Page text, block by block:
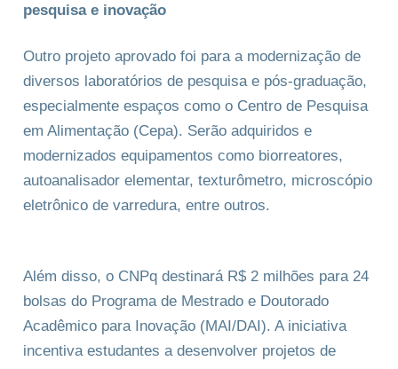
pesquisa e inovação
Outro projeto aprovado foi para a modernização de
diversos laboratórios de pesquisa e pós-graduação,
especialmente espaços como o Centro de Pesquisa
em Alimentação (Cepa). Serão adquiridos e
modernizados equipamentos como biorreatores,
autoanalisador elementar, texturômetro, microscópio
eletrônico de varredura, entre outros.
Além disso, o CNPq destinará R$ 2 milhões para 24
bolsas do Programa de Mestrado e Doutorado
Acadêmico para Inovação (MAI/DAI). A iniciativa
incentiva estudantes a desenvolver projetos de